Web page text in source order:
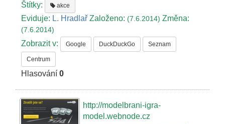
Štítky: akce
Eviduje: L. Hradlař Založeno:(7.6.2014)Změna:
(7.6.2014)
Zobrazit v: Google DuckDuckGo Seznam
Centrum
Hlasování0
http://modelbrani-igra-
model.webnode.cz